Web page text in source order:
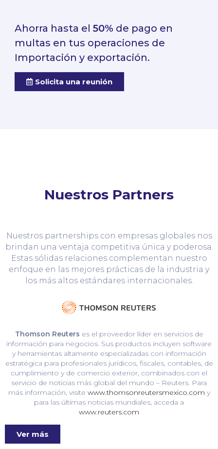
Ahorra hasta el 50% de pago en
multas en tus operaciones de
Importación y exportación.
Solicita una reunión
Nuestros Partners
Nuestros partnerships con empresas globales nos
brindan una ventaja competitiva única y poderosa.
Estas sólidas relaciones complementan nuestro
enfoque en las mejores prácticas de la industria y
los más altos estándares internacionales.
Thomson Reuters es el proveedor líder en servicios de
información para negocios. Sus productos incluyen software
y herramientas altamente especializadas con información
estratégica para profesionales jurídicos, fiscales, contables, de
cumplimiento y de comercio exterior, combinados con el
servicio de noticias más global del mundo – Reuters. Para
más información, visite www.thomsonreutersmexico.com y
para las últimas noticias mundiales, acceda a
www.reuters.com
Ver más